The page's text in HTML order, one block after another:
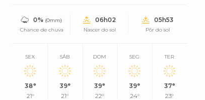
0% (0mm)
Chance de chuva
06h02
Nascer do sol
05h53
Pôr do sol
SEX
38°
21°
SÁB
39°
21°
DOM
39°
22°
SEG
39°
24°
TER
37°
23°